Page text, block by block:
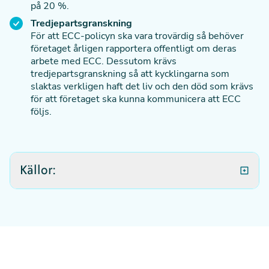
på 20 %.
Tredjepartsgranskning
För att ECC-policyn ska vara trovärdig så behöver
företaget årligen rapportera offentligt om deras
arbete med ECC. Dessutom krävs
tredjepartsgranskning så att kycklingarna som
slaktas verkligen haft det liv och den död som krävs
för att företaget ska kunna kommunicera att ECC
följs.
Källor: